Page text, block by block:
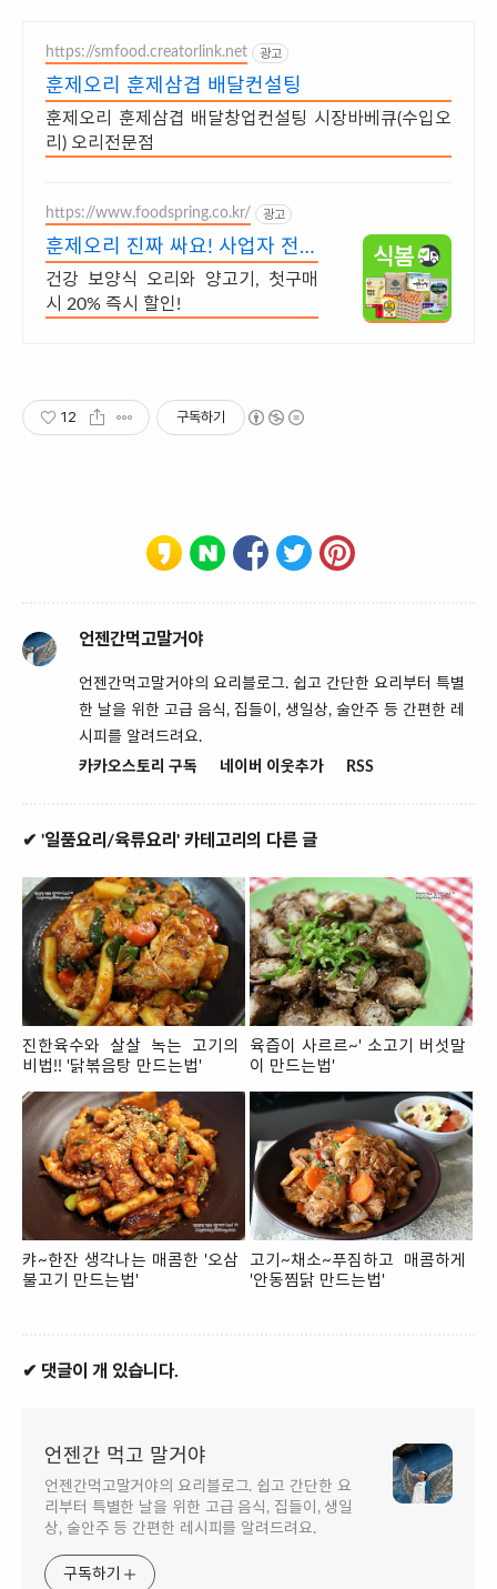
https://smfood.creatorlink.net 광고
훈제오리 훈제삼겹 배달컨설팅
훈제오리 훈제삼겹 배달창업컨설팅 시장바베큐(수입오
리) 오리전문점
https://www.foodspring.co.kr/ 광고
훈제오리 진짜 싸요! 사업자 전용
특가
건강 보양식 오리와 양고기, 첫구매
시 20% 즉시 할인!
12 구독하기
언젠간먹고말거야
언젠간먹고말거야의 요리블로그. 쉽고 간단한 요리부터 특별
한 날을 위한 고급 음식, 집들이, 생일상, 술안주 등 간편한 레
시피를 알려드려요.
카카오스토리 구독
네이버 이웃추가 RSS
✔ '일품요리/육류요리' 카테고리의 다른 글
진한육수와 살살 녹는 고기의
비법!! '닭볶음탕 만드는법'
육즙이 사르르~' 소고기 버섯말
이 만드는법'
캬~한잔 생각나는 매콤한 '오삼
불고기 만드는법'
고기~채소~푸짐하고 매콤하게
'안동찜닭 만드는법'
✔ 댓글이 개 있습니다.
언젠간 먹고 말거야
언젠간먹고말거야의 요리블로그. 쉽고 간단한 요
리부터 특별한 날을 위한 고급 음식, 집들이, 생일
상, 술안주 등 간편한 레시피를 알려드려요.
구독하기